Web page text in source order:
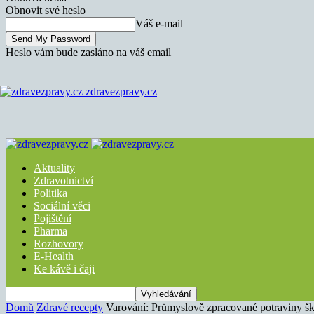
Obnovit své heslo
Váš e-mail
Heslo vám bude zasláno na váš email
zdravezpravy.cz
Aktuality
Zdravotnictví
Politika
Sociální věci
Pojištění
Pharma
Rozhovory
E-Health
Ke kávě i čaji
Domů Zdravé recepty Varování: Průmyslově zpracované potraviny